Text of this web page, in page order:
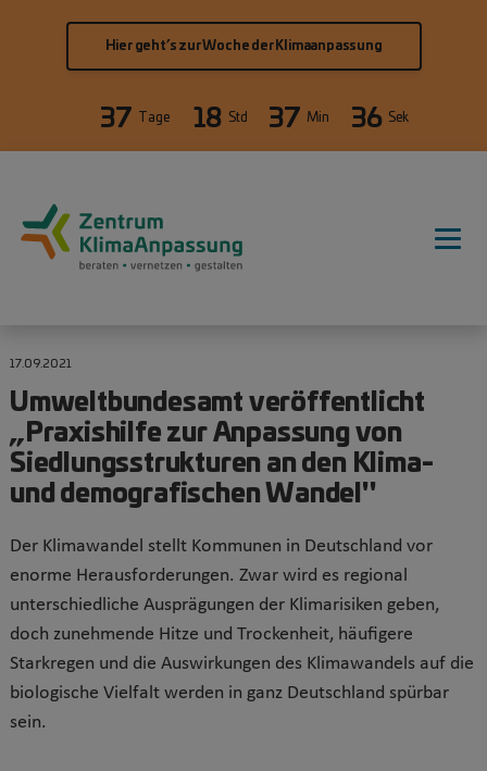
Hier geht’s zur Woche der Klimaanpassung
37 Tage 18 Std 37 Min 36 Sek
17.09.2021
Umweltbundesamt veröffentlicht
„Praxishilfe zur Anpassung von
Siedlungsstrukturen an den Klima-
und demografischen Wandel"
Der Klimawandel stellt Kommunen in Deutschland vor
enorme Herausforderungen. Zwar wird es regional
unterschiedliche Ausprägungen der Klimarisiken geben,
doch zunehmende Hitze und Trockenheit, häufigere
Starkregen und die Auswirkungen des Klimawandels auf die
biologische Vielfalt werden in ganz Deutschland spürbar
sein.